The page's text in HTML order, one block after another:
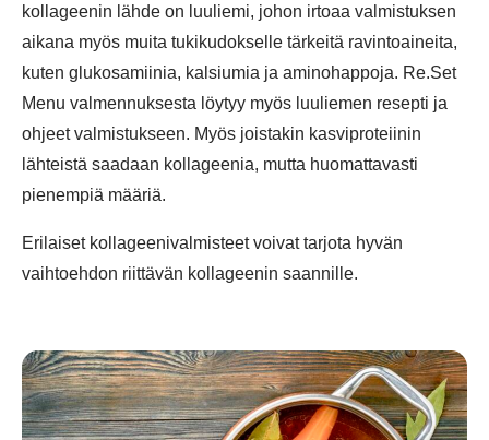
kollageenin lähde on luuliemi, johon irtoaa valmistuksen
aikana myös muita tukikudokselle tärkeitä ravintoaineita,
kuten glukosamiinia, kalsiumia ja aminohappoja. Re.Set
Menu valmennuksesta löytyy myös luuliemen resepti ja
ohjeet valmistukseen. Myös joistakin kasviproteiinin
lähteistä saadaan kollageenia, mutta huomattavasti
pienempiä määriä.
Erilaiset kollageenivalmisteet voivat tarjota hyvän
vaihtoehdon riittävän kollageenin saannille.